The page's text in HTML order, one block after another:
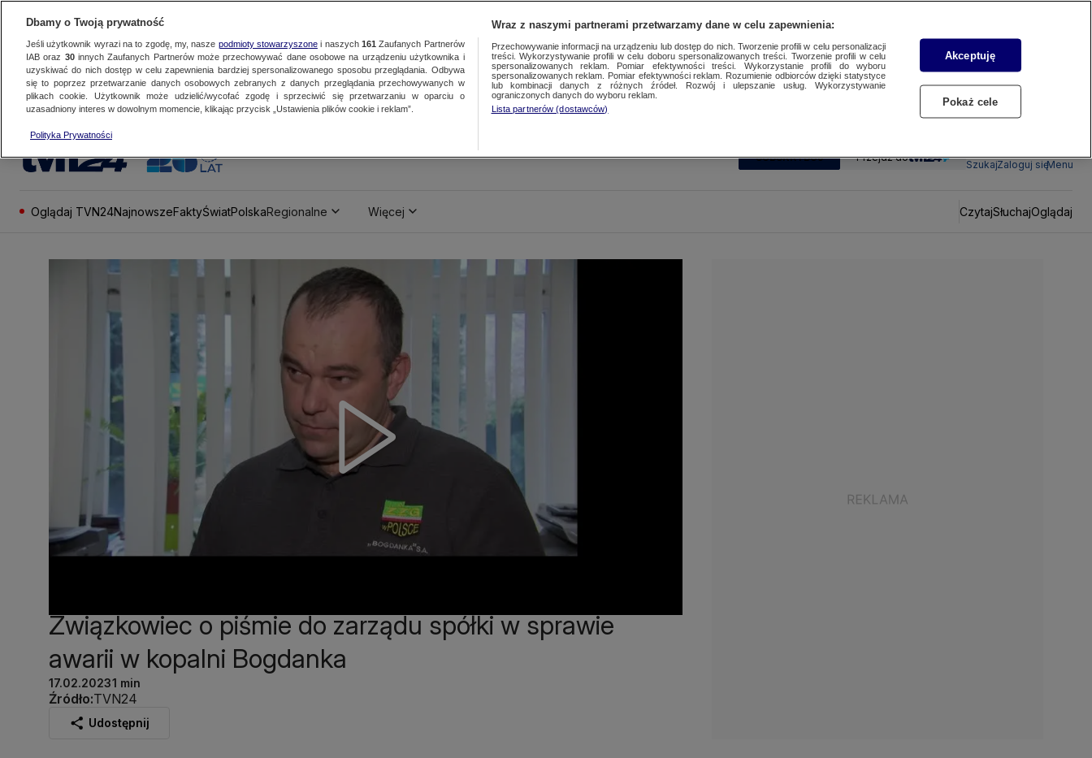
SUBSKRYBUJ Przejdź do
SzukajZaloguj sięMenu
Oglądaj TVN24NajnowszeFaktyŚwiatPolskaRegionalne Więcej CzytajSłuchajOglądaj
Związkowiec o piśmie do zarządu spółki w sprawie
awarii w kopalni Bogdanka
17.02.20231 min
Źródło:TVN24
Udostępnij
Dbamy o Twoją prywatność
Jeśli użytkownik wyrazi na to zgodę, my, nasze podmioty stowarzyszonei naszych 161 Zaufanych Partnerów
IAB oraz 30innych Zaufanych Partnerów może przechowywać dane osobowe na urządzeniu użytkownika i
uzyskiwać do nich dostęp w celu zapewnienia bardziej spersonalizowanego sposobu przeglądania. Odbywa
się to poprzez przetwarzanie danych osobowych zebranych z danych przeglądania przechowywanych w
plikach cookie. Użytkownik może udzielić/wycofać zgodę i sprzeciwić się przetwarzaniu w oparciu o
uzasadniony interes w dowolnym momencie, klikając przycisk „Ustawienia plików cookie i reklam”.
Polityka Prywatności
Wraz z naszymi partnerami przetwarzamy dane w celu zapewnienia:
Przechowywanie informacji na urządzeniu lub dostęp do nich. Tworzenie profili w celu personalizacji
treści. Wykorzystywanie profili w celu doboru spersonalizowanych treści. Tworzenie profili w celu
spersonalizowanych reklam. Pomiar efektywności treści. Wykorzystanie profili do wyboru
spersonalizowanych reklam. Pomiar efektywności reklam. Rozumienie odbiorców dzięki statystyce
lub kombinacji danych z różnych źródeł. Rozwój i ulepszanie usług. Wykorzystywanie
ograniczonych danych do wyboru reklam.
Lista partnerów (dostawców)
Akceptuję
Pokaż cele